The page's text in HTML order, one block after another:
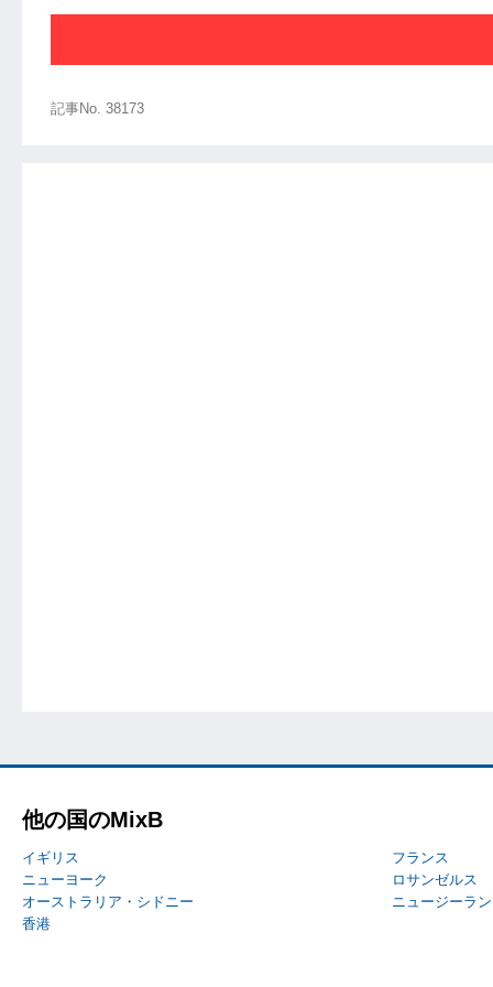
記事No. 38173
他の国のMixB
イギリス フランス
ニューヨーク
ロサンゼルス
オーストラリア・シドニー
ニュージーラ
香港